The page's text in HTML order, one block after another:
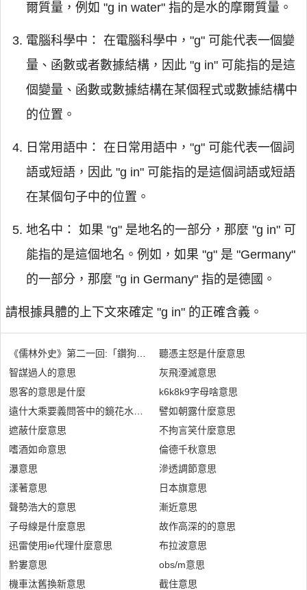
爾質量，例如 "g in water" 指的是水的摩爾質量。
電腦科學中： 在電腦科學中，"g" 可能代表一個變
量、函數或者數據結構，因此 "g in" 可能指的是這
個變量、函數或數據結構在某個程式或數據結構中
的位置。
日常用語中： 在日常用語中，"g" 可能代表一個詞
語或短語，因此 "g in" 可能指的是這個詞語或短語
在某個句子中的位置。
地名中： 如果 "g" 是地名的一部分，那麼 "g in" 可
能指的是這個地名。例如，如果 "g" 是 "Germany"
的一部分，那麼 "g in Germany" 指的是德國。
請根據具體的上下文來確定 "g in" 的正確含義。
《儒林外史》第二一回:「鑽狗洞,淘壞了身子」是什麼意思
智謀過人的意思
恩客的意思是什麼
遠什大乘要義問答中的鏡花水月是什麼意思
遮蔽什麼意思
嗜酒如命意思
瀑意思
漾著意思
聲勢浩大的意思
子母線是什麼意思
迅雷使用ie代理什麼意思
黔婁意思
機車汰舊換新意思
聽憑主怒是什麼意思
灰飛湮滅意思
k6k8k9字母啥意思
譬如朝露什麼意思
不拘言笑什麼意思
倫德千秋意思
滲透調節意思
日本旗意思
漸近意思
故作高深的的意思
布拉波意思
obs/m意思
截住意思